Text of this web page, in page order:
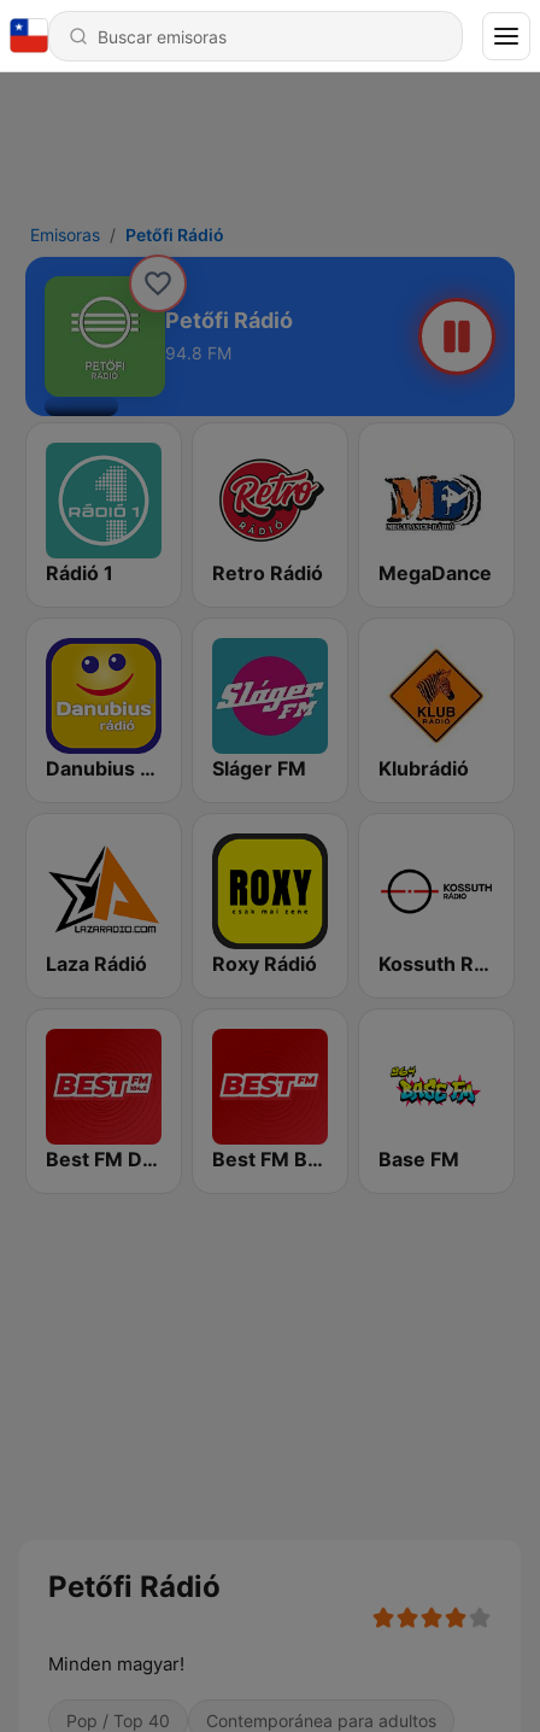
Emisoras Petőfi Rádió
Petőfi Rádió
94.8 FM
Rádió 1 Retro Rádió MegaDance
Danubius Rádió Sláger FM Klubrádió
Laza Rádió Roxy Rádió Kossuth Rádió
Best FM Debrecen Best FM Budapest Base FM
Petőfi Rádió
Minden magyar!
Pop / Top 40 Contemporánea para adultos